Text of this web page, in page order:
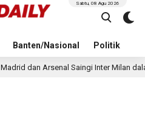
Banten/Nasional Politik
Sabtu, 08 Agu 2026
Saingi Inter Milan dalam